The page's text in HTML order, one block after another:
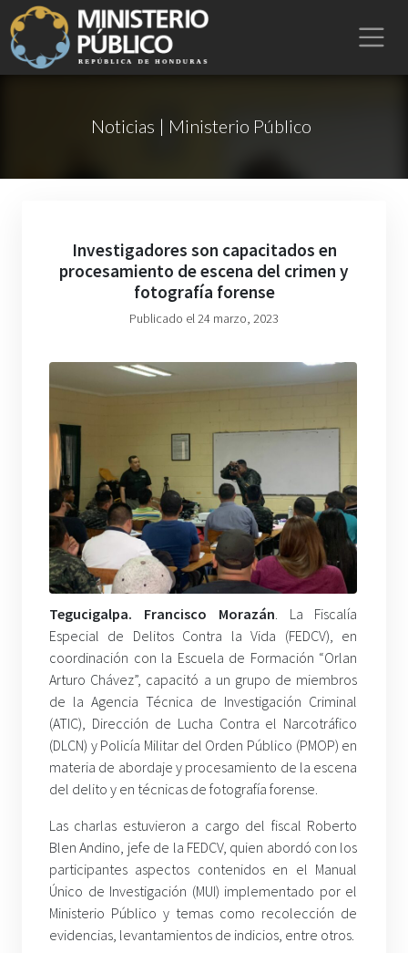
Noticias | Ministerio Público
Investigadores son capacitados en
procesamiento de escena del crimen y
fotografía forense
Publicado el 24 marzo, 2023
Tegucigalpa. Francisco Morazán . La Fiscalía
Especial de Delitos Contra la Vida (FEDCV), en
coordinación con la Escuela de Formación “Orlan
Arturo Chávez”, capacitó a un grupo de miembros
de la Agencia Técnica de Investigación Criminal
(ATIC), Dirección de Lucha Contra el Narcotráfico
(DLCN) y Policía Militar del Orden Público (PMOP) en
materia de abordaje y procesamiento de la escena
del delito y en técnicas de fotografía forense.
Las charlas estuvieron a cargo del fiscal Roberto
Blen Andino, jefe de la FEDCV, quien abordó con los
participantes aspectos contenidos en el Manual
Único de Investigación (MUI) implementado por el
Ministerio Público y temas como recolección de
evidencias, levantamientos de indicios, entre otros.